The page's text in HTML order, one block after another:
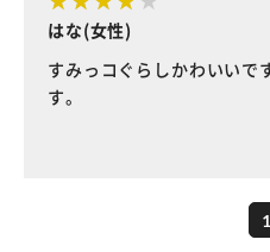
はな(女性)
すみっコぐらしかわいいで
す。
1